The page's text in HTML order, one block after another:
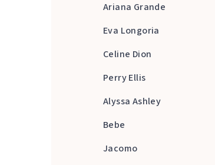
Ariana Grande
Eva Longoria
Celine Dion
Perry Ellis
Alyssa Ashley
Bebe
Jacomo